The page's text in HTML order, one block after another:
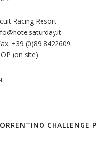
Racing Resort
+39 (0)89 8422609
(on site)
CHALLENGE